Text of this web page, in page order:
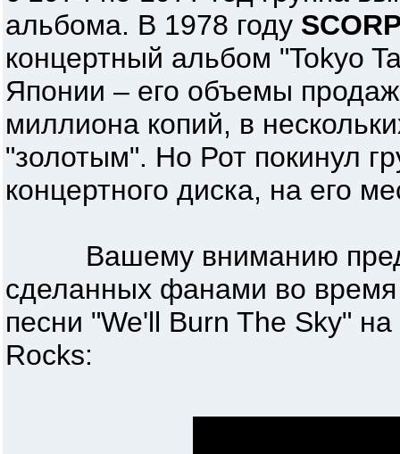
альбома. В 1978 году
концертный альбом "Tokyo
Японии – его объемы
миллиона копий, в
"золотым". Но Рот покинул
концертного диска, на его
Вашему вниманию
сделанных фанами во время
песни "We'll Burn The Sky"
Rocks: